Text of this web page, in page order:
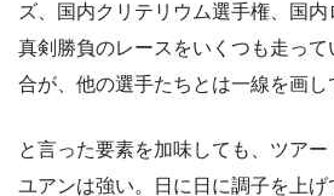
ズ、国内クリテリウム選手権、国
真剣勝負のレースをいくつも走っ
合が、他の選手たちとは一線を画し
と言った要素を加味しても、ツア
ユアンは強い。日に日に調子を上